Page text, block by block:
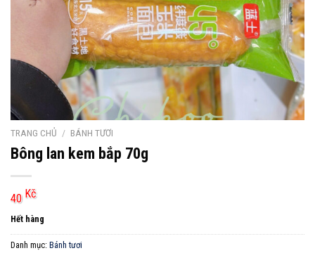
TRANG CHỦ / BÁNH TƯƠI
Bông lan kem bắp 70g
40 Kč
Hết hàng
Danh mục: Bánh tươi